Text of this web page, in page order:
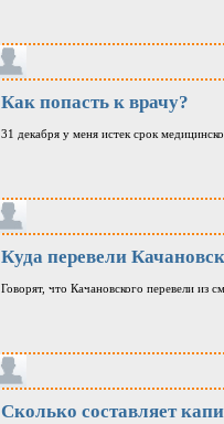
Как попасть к врачу?
31 декабря у меня истек срок
Куда перевели
Говорят, что Качановского перевели из
Сколько составляет